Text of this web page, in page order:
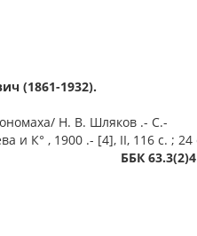
(1861-1932).
Н. В. Шляков .- С.-
и К° , 1900 .- [4], II, 116 с. ; 24
ББК